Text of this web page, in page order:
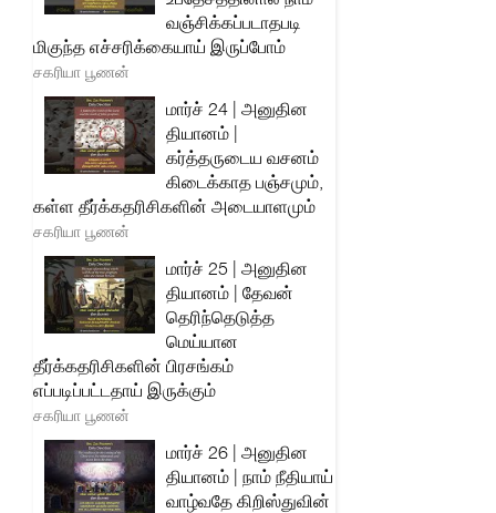
வஞ்சிக்கப்படாதபடி
மிகுந்த எச்சரிக்கையாய் இருப்போம்
சகரியா பூணன்
மார்ச் 24 | அனுதின
தியானம் |
கர்த்தருடைய வசனம்
கிடைக்காத பஞ்சமும்,
கள்ள தீர்க்கதரிசிகளின் அடையாளமும்
சகரியா பூணன்
மார்ச் 25 | அனுதின
தியானம் | தேவன்
தெரிந்தெடுத்த
மெய்யான
தீர்க்கதரிசிகளின் பிரசங்கம்
எப்படிப்பட்டதாய் இருக்கும்
சகரியா பூணன்
மார்ச் 26 | அனுதின
தியானம் | நாம் நீதியாய்
வாழ்வதே கிறிஸ்துவின்